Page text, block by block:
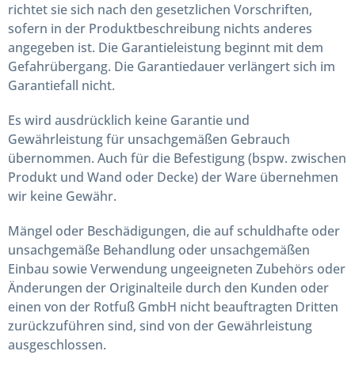
richtet sie sich nach den gesetzlichen Vorschriften,
sofern in der Produktbeschreibung nichts anderes
angegeben ist. Die Garantieleistung beginnt mit dem
Gefahrübergang. Die Garantiedauer verlängert sich im
Garantiefall nicht.
Es wird ausdrücklich keine Garantie und
Gewährleistung für unsachgemäßen Gebrauch
übernommen. Auch für die Befestigung (bspw. zwischen
Produkt und Wand oder Decke) der Ware übernehmen
wir keine Gewähr.
Mängel oder Beschädigungen, die auf schuldhafte oder
unsachgemäße Behandlung oder unsachgemäßen
Einbau sowie Verwendung ungeeigneten Zubehörs oder
Änderungen der Originalteile durch den Kunden oder
einen von der Rotfuß GmbH nicht beauftragten Dritten
zurückzuführen sind, sind von der Gewährleistung
ausgeschlossen.